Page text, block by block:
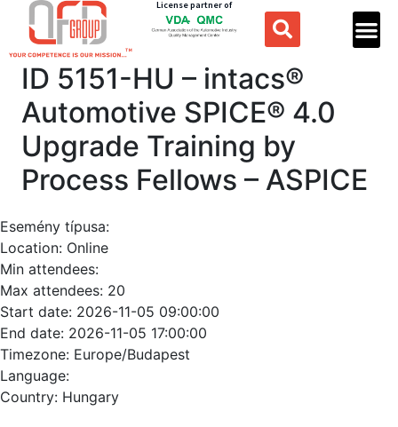
License partner of
ID 5151-HU – intacs®​ ​
Automotive SPICE®​​ 4.0 ​
Upgrade Training by
Process Fellows – ASPICE
Esemény típusa:
Location: Online
Min attendees:
Max attendees: 20
Start date: 2026-11-05 09:00:00
End date: 2026-11-05 17:00:00
Timezone: Europe/Budapest
Language:
Country: Hungary